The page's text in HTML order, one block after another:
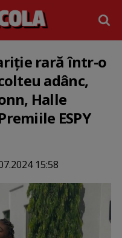
rară într-o
adânc,
Halle
ESPY
15:58